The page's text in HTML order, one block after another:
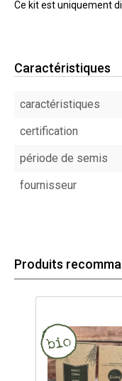
Ce kit est uniquement
Caractéristiques
caractéristiques
certification
période de semis
fournisseur
Produits